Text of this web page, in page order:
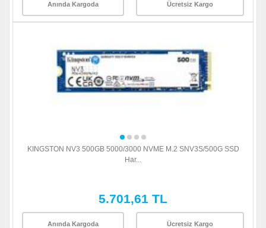
Anında Kargoda Ücretsiz Kargo
KINGSTON NV3 500GB 5000/3000 NVME M.2 SNV3S/500G SSD
Har...
5.701,61 TL
Anında Kargoda Ücretsiz Kargo